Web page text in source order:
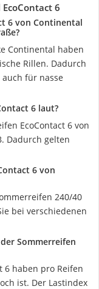
6
6 von Continental
Continental haben
Rillen. Dadurch
für nasse
6 laut?
EcoContact 6 von
Dadurch gelten
6 von
240/40
bei verschiedenen
Sommerreifen
6 haben pro Reifen
ist. Der Lastindex